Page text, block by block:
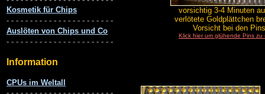
vorsichtig 3-4 Minuten
verlötete Goldplättchen
Vorsicht bei den
Klick hier um glühende Pins zu